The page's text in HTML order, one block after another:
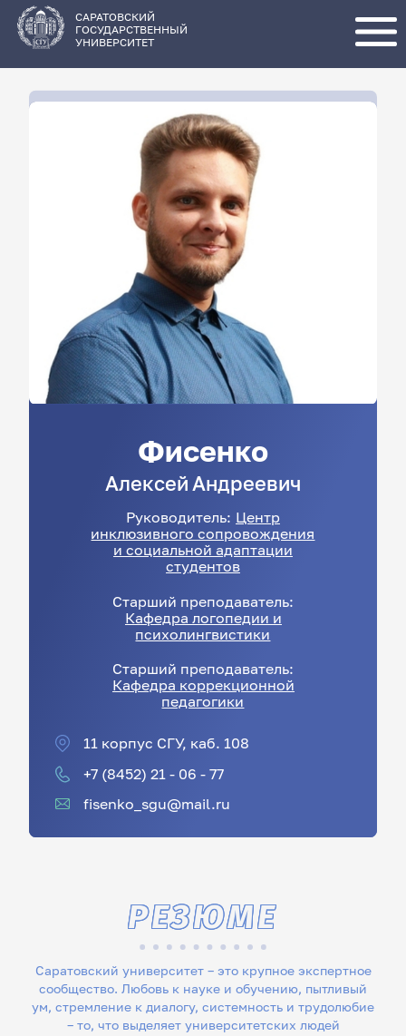
основному
содержанию
САРАТОВСКИЙ
ГОСУДАРСТВЕННЫЙ
УНИВЕРСИТЕТ
Фисенко
Алексей Андреевич
Руководитель: Центр
инклюзивного сопровождения
и социальной адаптации
студентов
Старший преподаватель:
Кафедра логопедии и
психолингвистики
Старший преподаватель:
Кафедра коррекционной
педагогики
11 корпус СГУ, каб. 108
+7 (8452) 21 - 06 - 77
fisenko_sgu@mail.ru
Саратовский университет – это крупное экспертное
сообщество. Любовь к науке и обучению, пытливый
ум, стремление к диалогу, системность и трудолюбие
– то, что выделяет университетских людей
РЕЗЮМЕ